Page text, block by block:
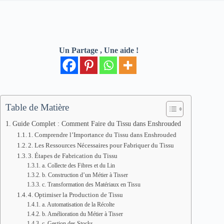
Un Partage , Une aide !
Table de Matière
Guide Complet : Comment Faire du Tissu dans Enshrouded
1. Comprendre l’Importance du Tissu dans Enshrouded
2. Les Ressources Nécessaires pour Fabriquer du Tissu
3. Étapes de Fabrication du Tissu
a. Collecte des Fibres et du Lin
b. Construction d’un Métier à Tisser
c. Transformation des Matériaux en Tissu
4. Optimiser la Production de Tissu
a. Automatisation de la Récolte
b. Amélioration du Métier à Tisser